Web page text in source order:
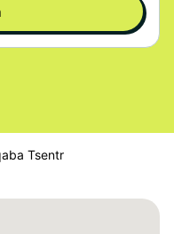
Tsentr